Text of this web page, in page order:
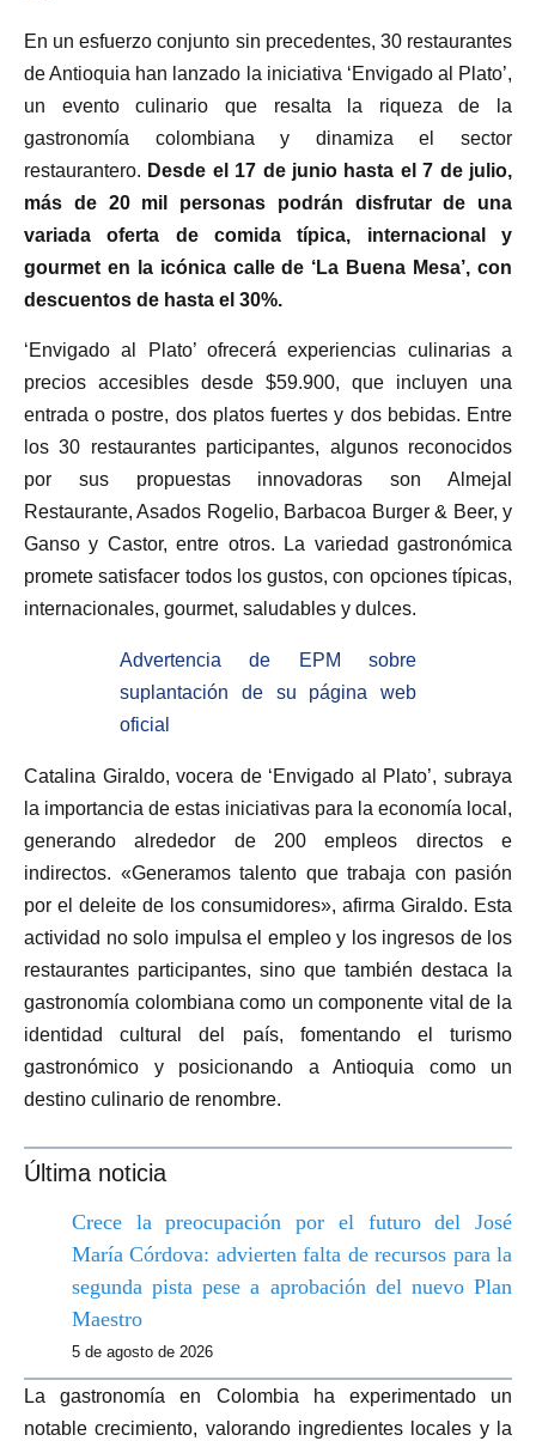
En un esfuerzo conjunto sin precedentes, 30 restaurantes
de Antioquia han lanzado la iniciativa ‘Envigado al Plato’,
un evento culinario que resalta la riqueza de la
gastronomía colombiana y dinamiza el sector
restaurantero. Desde el 17 de junio hasta el 7 de julio,
más de 20 mil personas podrán disfrutar de una
variada oferta de comida típica, internacional y
gourmet en la icónica calle de ‘La Buena Mesa’, con
descuentos de hasta el 30%.
‘Envigado al Plato’ ofrecerá experiencias culinarias a
precios accesibles desde $59.900, que incluyen una
entrada o postre, dos platos fuertes y dos bebidas. Entre
los 30 restaurantes participantes, algunos reconocidos
por sus propuestas innovadoras son Almejal
Restaurante, Asados Rogelio, Barbacoa Burger & Beer, y
Ganso y Castor, entre otros. La variedad gastronómica
promete satisfacer todos los gustos, con opciones típicas,
internacionales, gourmet, saludables y dulces.
Advertencia de EPM sobre
suplantación de su página web
oficial
Catalina Giraldo, vocera de ‘Envigado al Plato’, subraya
la importancia de estas iniciativas para la economía local,
generando alrededor de 200 empleos directos e
indirectos. «Generamos talento que trabaja con pasión
por el deleite de los consumidores», afirma Giraldo. Esta
actividad no solo impulsa el empleo y los ingresos de los
restaurantes participantes, sino que también destaca la
gastronomía colombiana como un componente vital de la
identidad cultural del país, fomentando el turismo
gastronómico y posicionando a Antioquia como un
destino culinario de renombre.
Última noticia
Crece la preocupación por el futuro del José
María Córdova: advierten falta de recursos para la
segunda pista pese a aprobación del nuevo Plan
Maestro
5 de agosto de 2026
La gastronomía en Colombia ha experimentado un
notable crecimiento, valorando ingredientes locales y la